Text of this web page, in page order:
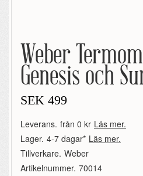
Weber
Genesis och
SEK 499
Leverans. från 0 kr Läs mer.
Lager. 4-7 dagar* Läs mer.
Tillverkare. Weber
Artikelnummer. 70014